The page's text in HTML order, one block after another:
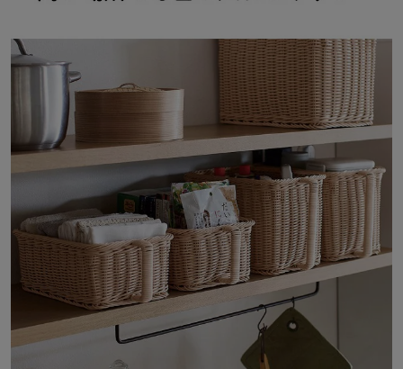
ーデザイン・仕様ー
・重い物を入れた際も持ち運びがしやすい取っ手付きの設計
・用途や棚の高さに合わせて選べる2種類の高さ展開
・中身を隠しながら、インテリアになじむナチュラルな外観
・底まで形が一定で、物を無駄なく収められる形状
・Mサイズは耐荷重1kg、Lサイズは耐荷重2kgまで対応
・水濡れに強く手入れのしやすいポリプロピレンとポリエチレン
・フレームには耐久性が高くサビに強いステンレスを使用